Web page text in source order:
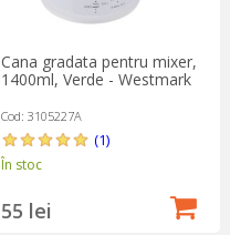
Cana gradata pentru mixer,
1400ml, Verde - Westmark
Cod: 3105227A
(1)
În stoc
55 lei